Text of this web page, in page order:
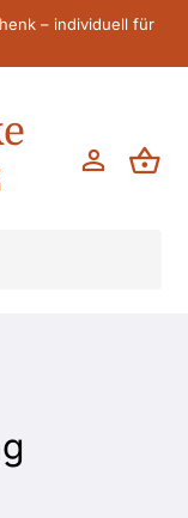
– individuell für